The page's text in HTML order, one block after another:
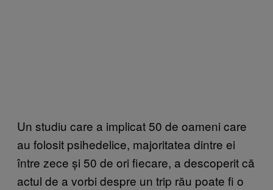
Un studiu care a implicat 50 de oameni care
au folosit psihedelice, majoritatea dintre ei
între zece și 50 de ori fiecare, a descoperit că
actul de a vorbi despre un trip rău poate fi o